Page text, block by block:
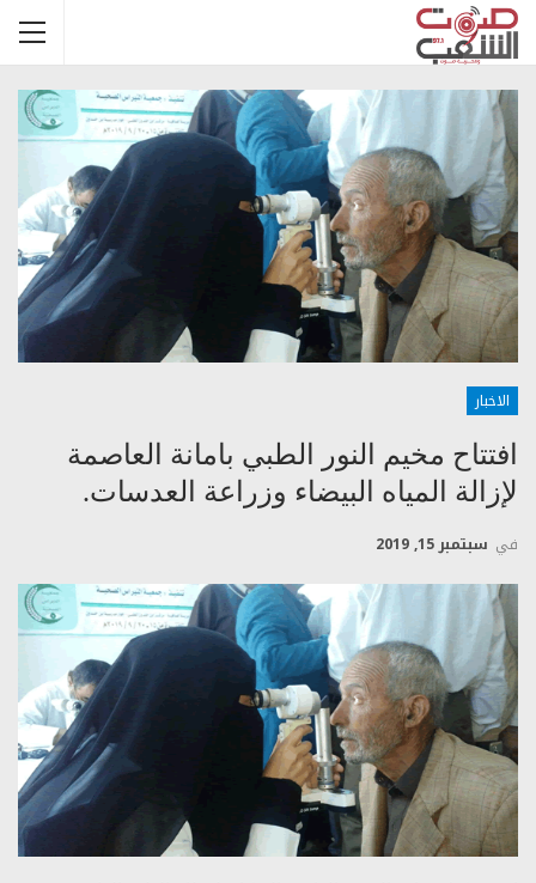
الاخبار
افتتاح مخيم النور الطبي بامانة العاصمة
لإزالة المياه البيضاء وزراعة العدسات.
في سبتمبر 15, 2019